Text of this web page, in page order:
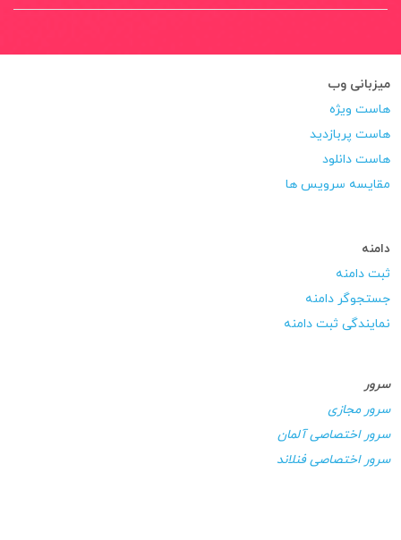
میزبانی وب
هاست ویژه
هاست پربازدید
هاست دانلود
مقایسه سرویس ها
دامنه
ثبت دامنه
جستجوگر دامنه
نمایندگی ثبت دامنه
سرور
سرور مجازی
سرور اختصاصی آلمان
سرور اختصاصی فنلاند